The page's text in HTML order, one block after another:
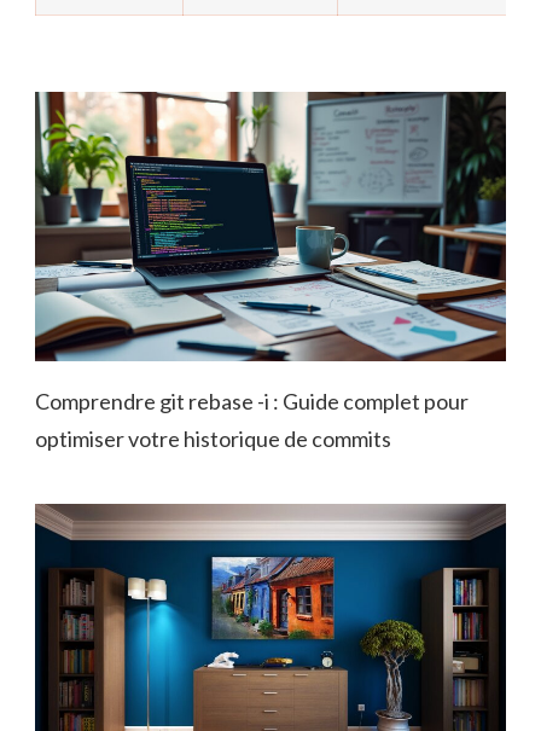
Comprendre git rebase -i : Guide complet pour
optimiser votre historique de commits